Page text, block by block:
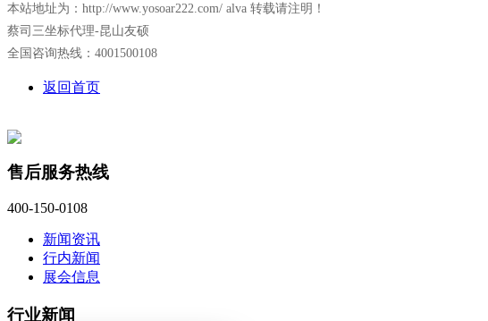
本站地址为：http://www.yosoar222.com/ alva 转载请注明！
蔡司三坐标代理-昆山友硕
全国咨询热线：4001500108
返回首页
售后服务热线
400-150-0108
新闻资讯
行内新闻
展会信息
行业新闻